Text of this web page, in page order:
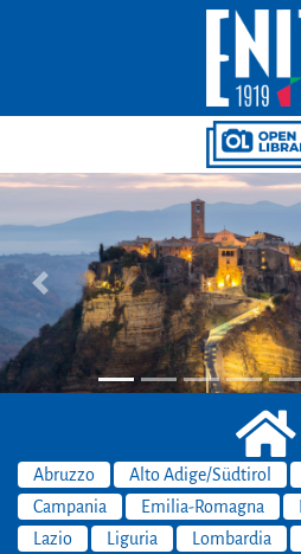
Previous
Abruzzo Alto Adige/Südtirol
Campania
Emilia-Romagna
Lazio
Liguria Lombardia